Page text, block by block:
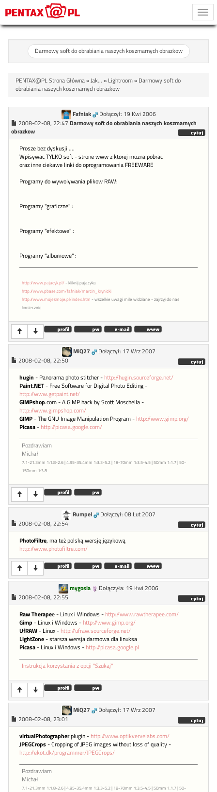
Darmowy soft do obrabiania naszych koszmarnych obrazkow
PENTAX@PL Strona Główna»Jak... » Lightroom» Darmowy soft do
obrabiania naszych koszmarnych obrazkow
Fafniak
Dołączył: 19 Kwi 2006
2008-02-08, 22:47 Darmowy soft do obrabiania naszych koszmarnych
obrazkow
Prosze bez dyskusji ....
Wpisywac TYLKO soft - strone www z ktorej mozna pobrac
oraz inne ciekawe linki do oprogramowania FREEWARE
Programy do wywolywania plikow RAW:
Programy "graficzne" :
Programy "efektowe" :
Programy "albumowe" :
http://www.pajacyk.pl/ - kliknij pajacyka
http://www.pbase.com/fafniak/marcin_krynicki
http://www.mojesmoje.pl/index.htm - wszelkie uwagi mile widziane - zajrzyj do nas
koniecznie
MiQ27
Dołączył: 17 Wrz 2007
2008-02-08, 22:50
hugin - Panorama photo stitcher - http://hugin.sourceforge.net/
Paint.NET- Free Software for Digital Photo Editing -
http://www.getpaint.net/
GIMPshop.com - A GIMP hack by Scott Moschella -
http://www.gimpshop.com/
GIMP- The GNU Image Manipulation Program - http://www.gimp.org/
Picasa- http://picasa.google.com/
Pozdrawiam
Michał
7.1-21.3mm 1:1.8-2.6 | 4.95-35.4mm 1:3.3-5.2 | 18-70mm 1:3.5-4.5 | 50mm 1:1.7 | 50-
150mm 1:3.8
Rumpel
Dołączył: 08 Lut 2007
2008-02-08, 22:54
PhotoFiltre, ma też polską wersję językową
http://www.photofiltre.com/
mygosia
Dołączyła: 19 Kwi 2006
2008-02-08, 22:55
Raw Therapee - Linux i Windows - http://www.rawtherapee.com/
Gimp - Linux i Windows - http://www.gimp.org/
UfRAW- Linux - http://ufraw.sourceforge.net/
LightZone- starsza wersja darmowa dla linuksa
Picasa- Linux i Windows - http://picasa.google.pl
Instrukcja korzystania z opcji "Szukaj"
MiQ27
Dołączył: 17 Wrz 2007
2008-02-08, 23:01
virtualPhotographerplugin - http://www.optikvervelabs.com/
JPEGCrops- Cropping of JPEG images without loss of quality -
http://ekot.dk/programmer/JPEGCrops/
Pozdrawiam
Michał
7.1-21.3mm 1:1.8-2.6 | 4.95-35.4mm 1:3.3-5.2 | 18-70mm 1:3.5-4.5 | 50mm 1:1.7 | 50-